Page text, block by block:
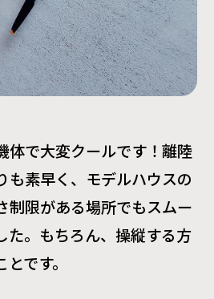
体で大変クールです！離陸
も素早く、モデルハウスの
制限がある場所でもスムー
た。もちろん、操縦する方
です。